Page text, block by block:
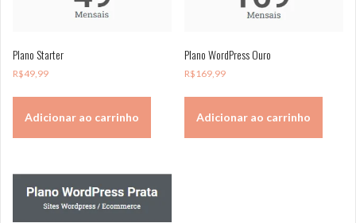
Plano Starter
R$49,99
Adicionar ao carrinho
Plano WordPress Ouro
R$ 169,99
Adicionar ao carrinho